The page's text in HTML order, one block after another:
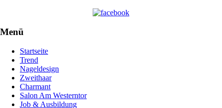
Menü
Startseite
Trend
Nageldesign
Zweithaar
Charmant
Salon Am Westerntor
Job & Ausbildung